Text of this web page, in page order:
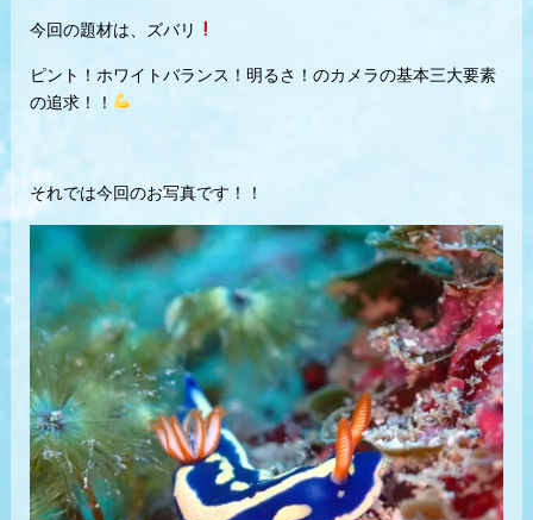
今回の題材は、ズバリ
ピント！ホワイトバランス！明るさ！のカメラの基本三大要素
の追求！！
それでは今回のお写真です！！